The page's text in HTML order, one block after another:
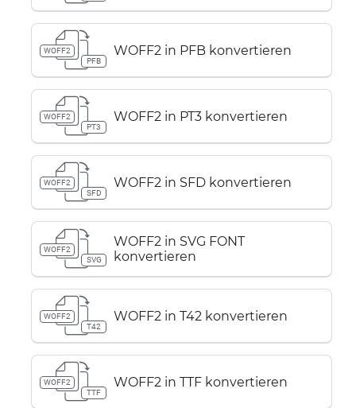
WOFF2
PFB
WOFF2 in PFB konvertieren
WOFF2
PT3
WOFF2 in PT3 konvertieren
WOFF2
SFD
WOFF2 in SFD konvertieren
WOFF2
SVG
WOFF2 in SVG FONT
konvertieren
WOFF2
T42
WOFF2 in T42 konvertieren
WOFF2
TTF
WOFF2 in TTF konvertieren